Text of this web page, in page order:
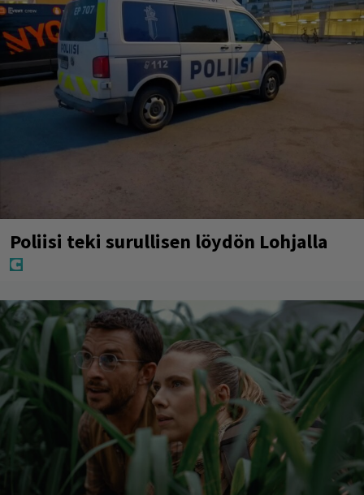
Poliisi teki surullisen löydön Lohjalla